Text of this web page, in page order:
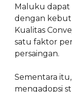
Maluku dapat
dengan
Kualitas
satu faktor
persaingan.
Sementara
mengadopsi